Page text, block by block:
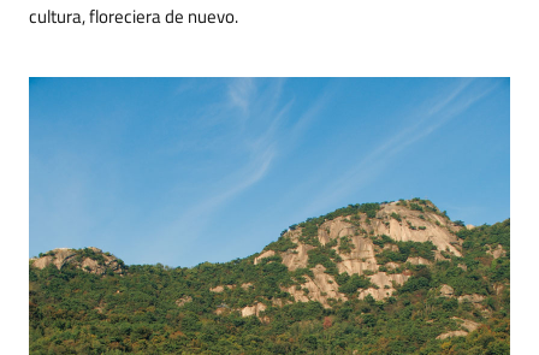
cultura, floreciera de nuevo.